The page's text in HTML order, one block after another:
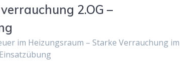
2.OG –
im Heizungsraum – Starke Verrauchung im